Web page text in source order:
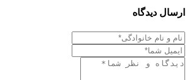
ارسال دیدگاه